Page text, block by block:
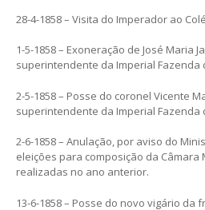
28-4-1858 – Visita do Imperador ao
1-5-1858 – Exoneração de José Maria
superintendente da Imperial Fazenda
2-5-1858 – Posse do coronel Vicente
superintendente da Imperial Fazenda
2-6-1858 – Anulação, por aviso do
eleições para composição da Câmara
realizadas no ano anterior.
13-6-1858 – Posse do novo vigário da